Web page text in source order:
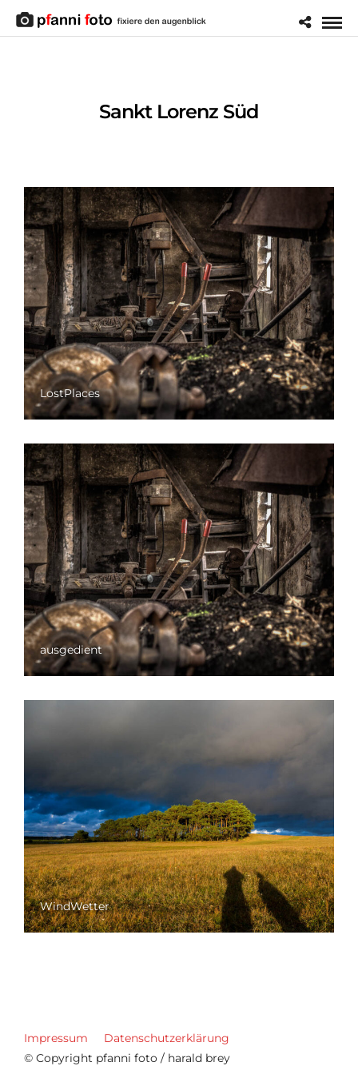
Sankt Lorenz Süd
LostPlaces
ausgedient
WindWetter
Impressum
Datenschutzerklärung
© Copyright pfanni foto / harald brey